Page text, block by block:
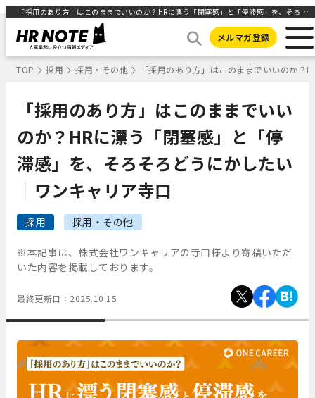
「採用のあり方」はこのままでいいのか？HRに漂う「閉塞感」と「停滞感」を、そろそろどうにかしたい｜ワンキャリア寺口 ｜HR NOTE
メルマガ登録
TOP 採用 採用・その他 「採用のあり方」はこのままでいいのか
「採用のあり方」はこのままでいい
のか？HRに漂う「閉塞感」と「停
滞感」を、そろそろどうにかしたい
｜ワンキャリア寺口
採用 採用・その他
※本記事は、株式会社ワンキャリアの寺口様より寄稿いただ
いた内容を掲載しております。
最終更新日： 2025.10.15